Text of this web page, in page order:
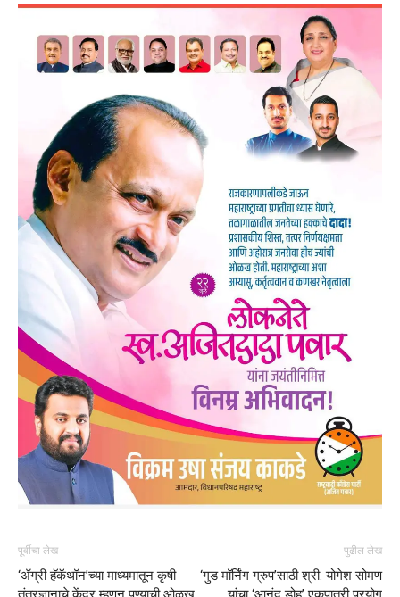
पूर्वीचा लेख
‘ॲग्री हॅकॅथॉन’च्या माध्यमातून कृषी
पुढील लेख
‘गुड मॉर्निंग ग्रुप’साठी श्री. योगेश सोमण